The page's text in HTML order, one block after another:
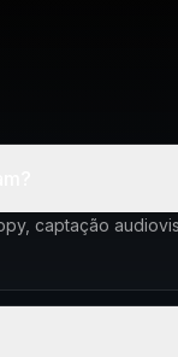
captação